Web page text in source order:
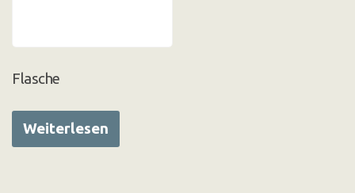
Flasche
Weiterlesen